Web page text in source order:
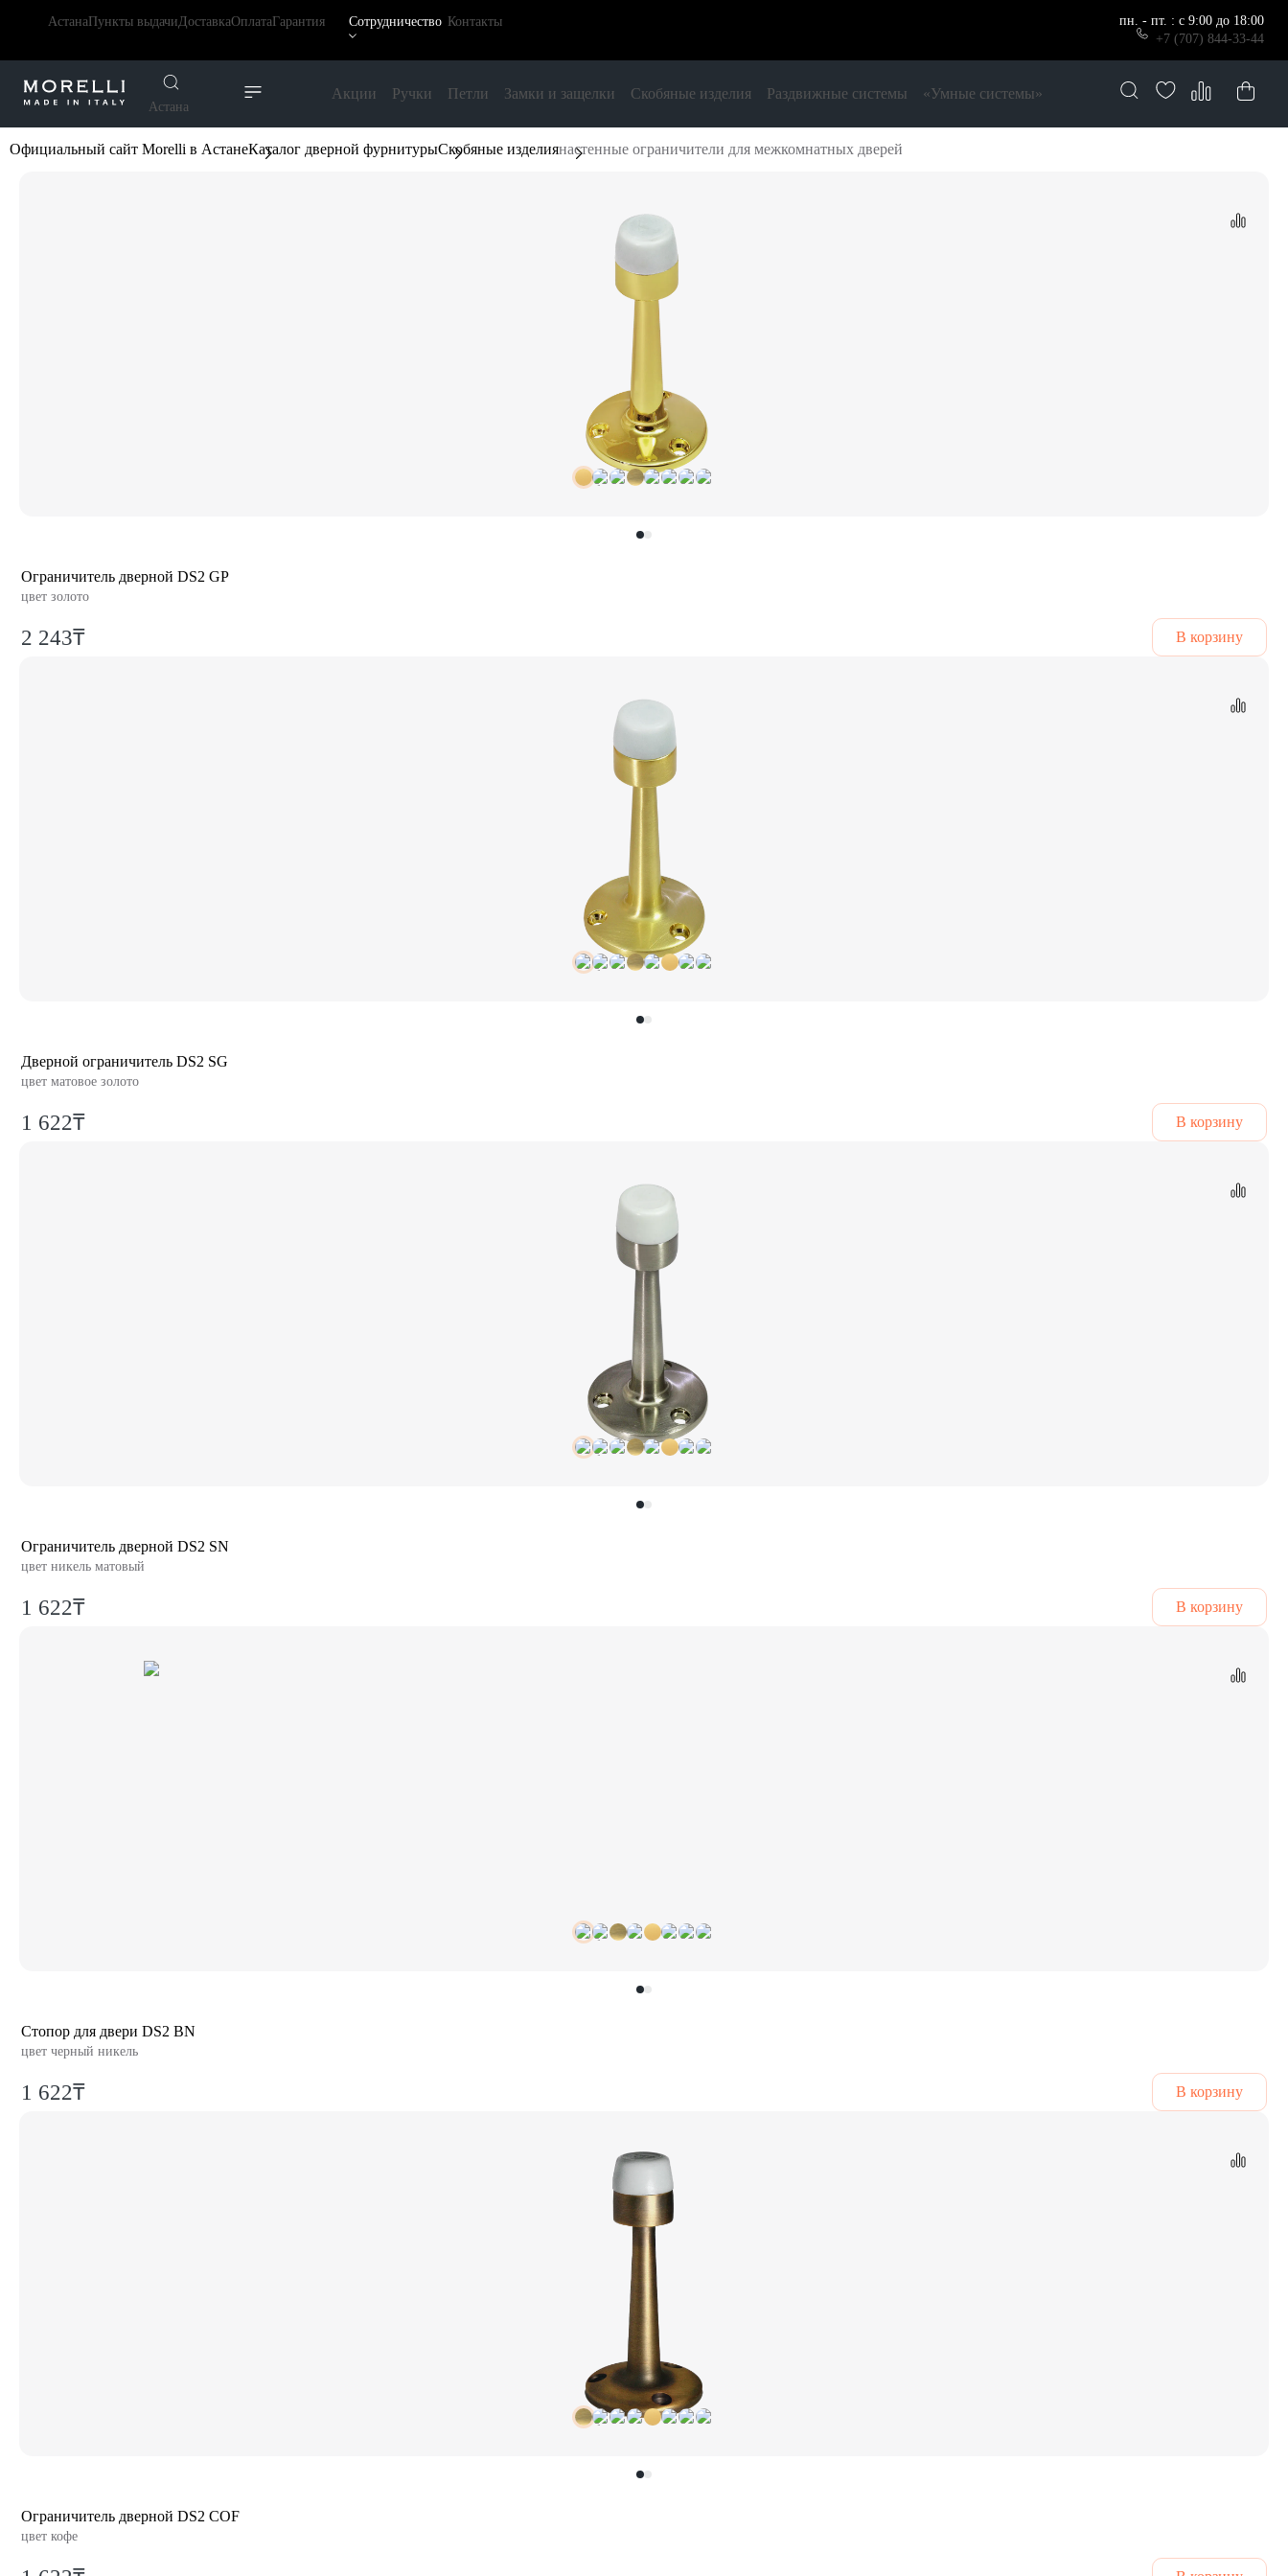
АстанаПункты выдачиДоставкаОплатаГарантия Сотрудничество Контакты
пн. - пт. : с 9:00 до 18:00
+7 (707) 844-33-44
Астана
Акции Ручки Петли Замки и защелки Скобяные изделия Раздвижные системы «Умные системы»
Официальный сайт Morelli в АстанеКаталог дверной фурнитурыСкобяные изделиянастенные ограничители для межкомнатных дверей
Ограничитель дверной DS2 GP
цвет золото
2 243₸ В корзину
Дверной ограничитель DS2 SG
цвет матовое золото
1 622₸ В корзину
Ограничитель дверной DS2 SN
цвет никель матовый
1 622₸ В корзину
Стопор для двери DS2 BN
цвет черный никель
1 622₸ В корзину
Ограничитель дверной DS2 COF
цвет кофе